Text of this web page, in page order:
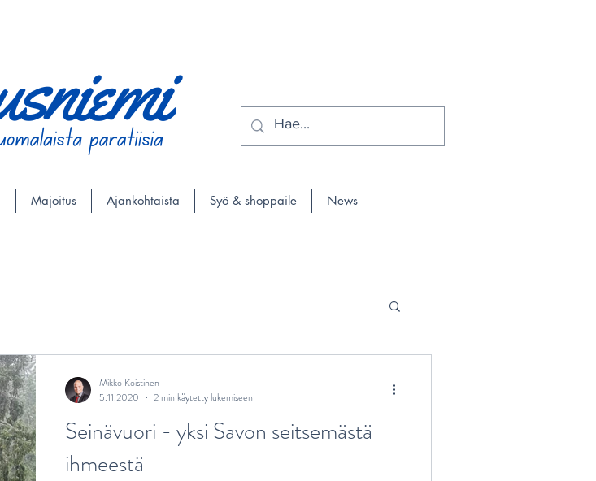
Majoitus Ajankohtaista Syö & shoppaile News
Seinävuori - yksi Savon seitsemästä
ihmeestä
Mikko Koistinen
5.11.2020
2 min käytetty lukemiseen